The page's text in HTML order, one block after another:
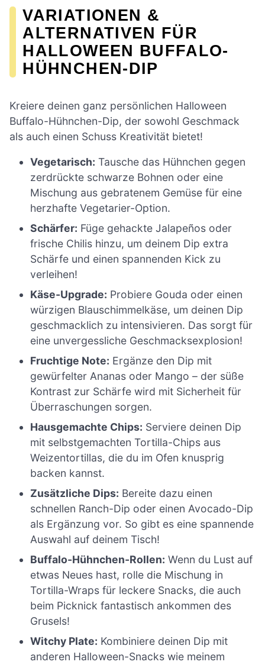
VARIATIONEN &
ALTERNATIVEN FÜR
HALLOWEEN BUFFALO-
HÜHNCHEN-DIP
Kreiere deinen ganz persönlichen Halloween
Buffalo-Hühnchen-Dip, der sowohl Geschmack
als auch einen Schuss Kreativität bietet!
Vegetarisch: Tausche das Hühnchen gegen
zerdrückte schwarze Bohnen oder eine
Mischung aus gebratenem Gemüse für eine
herzhafte Vegetarier-Option.
Schärfer: Füge gehackte Jalapeños oder
frische Chilis hinzu, um deinem Dip extra
Schärfe und einen spannenden Kick zu
verleihen!
Käse-Upgrade: Probiere Gouda oder einen
würzigen Blauschimmelkäse, um deinen Dip
geschmacklich zu intensivieren. Das sorgt für
eine unvergessliche Geschmacksexplosion!
Fruchtige Note: Ergänze den Dip mit
gewürfelter Ananas oder Mango – der süße
Kontrast zur Schärfe wird mit Sicherheit für
Überraschungen sorgen.
Hausgemachte Chips: Serviere deinen Dip
mit selbstgemachten Tortilla-Chips aus
Weizentortillas, die du im Ofen knusprig
backen kannst.
Zusätzliche Dips: Bereite dazu einen
schnellen Ranch-Dip oder einen Avocado-Dip
als Ergänzung vor. So gibt es eine spannende
Auswahl auf deinem Tisch!
Buffalo-Hühnchen-Rollen: Wenn du Lust auf
etwas Neues hast, rolle die Mischung in
Tortilla-Wraps für leckere Snacks, die auch
beim Picknick fantastisch ankommen des
Grusels!
Witchy Plate: Kombiniere deinen Dip mit
anderen Halloween-Snacks wie meinem